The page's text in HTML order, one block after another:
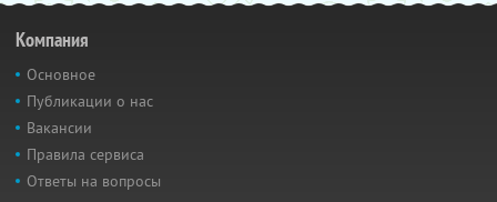
Компания
Основное
Публикации о нас
Вакансии
Правила сервиса
Ответы на вопросы